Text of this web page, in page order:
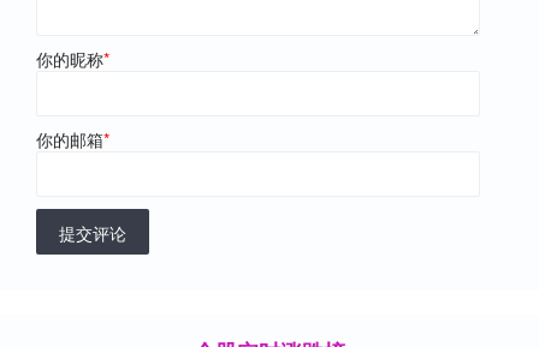
你的昵称*
你的邮箱*
提交评论